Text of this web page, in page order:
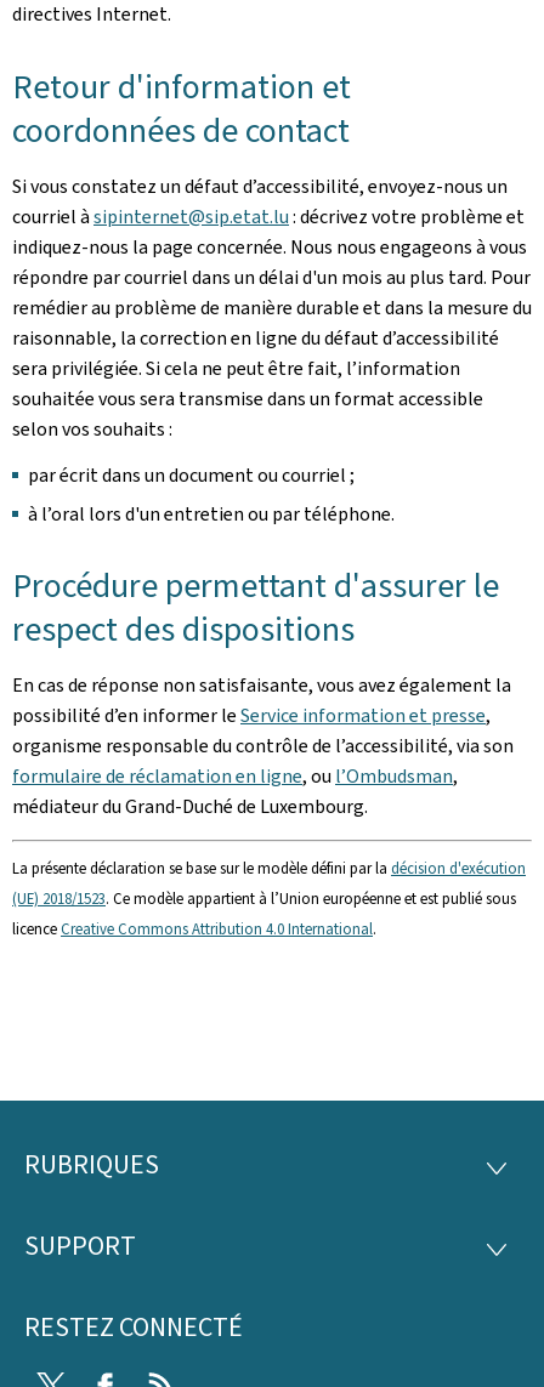
directives Internet.
Retour d'information et
coordonnées de contact
Si vous constatez un défaut d’accessibilité, envoyez-nous un
courriel àsipinternet@sip.etat.lu: décrivez votre problème et
indiquez-nous la page concernée. Nous nous engageons à vous
répondre par courriel dans un délai d'un mois au plus tard. Pour
remédier au problème de manière durable et dans la mesure du
raisonnable, la correction en ligne du défaut d’accessibilité
sera privilégiée. Si cela ne peut être fait, l’information
souhaitée vous sera transmise dans un format accessible
selon vos souhaits :
par écrit dans un document ou courriel ;
à l’oral lors d'un entretien ou par téléphone.
Procédure permettant d'assurer le
respect des dispositions
En cas de réponse non satisfaisante, vous avez également la
possibilité d’en informer leService information et presse,
organisme responsable du contrôle de l’accessibilité, via son
formulaire de réclamation en ligne, ou l’Ombudsman,
médiateur du Grand-Duché de Luxembourg.
La présente déclaration se base sur le modèle défini par la décision d'exécution
(UE) 2018/1523. Ce modèle appartient à l’Union européenne et est publié sous
licenceCreative Commons Attribution 4.0 International.
Pied
page
RUBRIQUES
SUPPORT
RESTEZ CONNECTÉ